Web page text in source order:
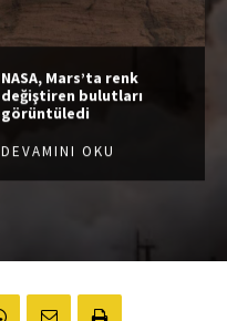
NASA, Mars’ta renk
değiştiren bulutları
görüntüledi
DEVAMINI OKU